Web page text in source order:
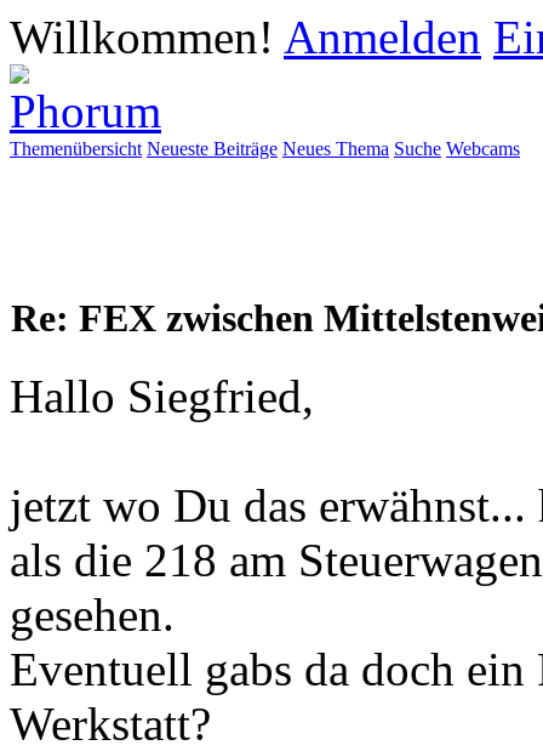
Willkommen! Anmelden
Themenübersicht Neueste Beiträge Neues Thema Suche Webcams
Re: FEX zwischen
Hallo Siegfried,
jetzt wo Du das erwähnst...
als die 218 am
gesehen.
Eventuell gabs da doch
Werkstatt?